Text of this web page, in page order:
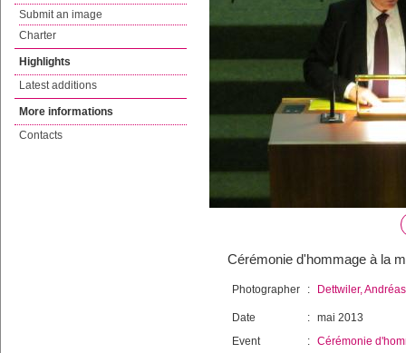
Submit an image
Charter
Highlights
Latest additions
More informations
Contacts
Cérémonie d'hommage à la
Photographer : Dettwiler, Andréas
Date : mai 2013
Event
: Cérémonie